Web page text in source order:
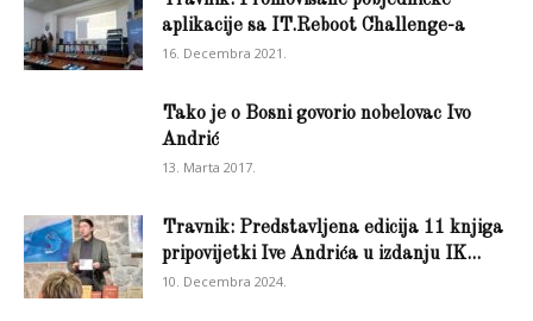
aplikacije sa IT.Reboot Challenge-a
16. Decembra 2021.
Tako je o Bosni govorio nobelovac Ivo
Andrić
13. Marta 2017.
Travnik: Predstavljena edicija 11 knjiga
pripovijetki Ive Andrića u izdanju IK...
10. Decembra 2024.